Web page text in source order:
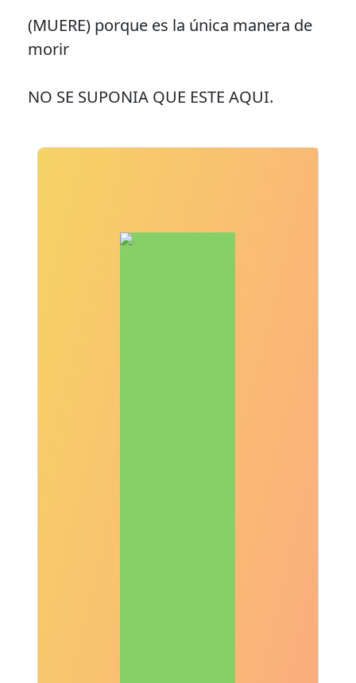
(MUERE) porque es la única manera de
morir
NO SE SUPONIA QUE ESTE AQUI.